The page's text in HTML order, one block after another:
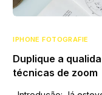
IPHONE FOTOGRAFIE
Duplique a
técnicas de zoom